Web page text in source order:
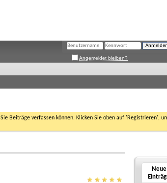
Angemeldet bleiben?
Sie Beiträge verfassen können. Klicken Sie oben auf 'Registrieren',
Neue